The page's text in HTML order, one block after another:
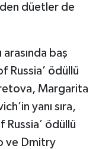
düetler de
baş
Russia’ ödüllü
Margarita
yanı sıra,
Russia’ ödüllü
ve Dmitry